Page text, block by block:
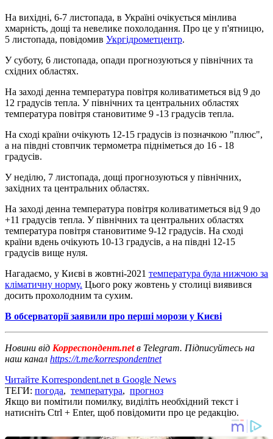
На вихідні, 6-7 листопада, в Україні очікується мінлива
хмарність, дощі та невелике похолодання. Про це у п'ятницю,
5 листопада, повідомив Укргідрометцентр.
У суботу, 6 листопада, опади прогнозуються у північних та
східних областях.
На заході денна температура повітря коливатиметься від 9 до
12 градусів тепла. У північних та центральних областях
температура повітря становитиме 9 -13 градусів тепла.
На сході країни очікують 12-15 градусів із позначкою "плюс",
а на півдні стовпчик термометра підніметься до 16 - 18
градусів.
У неділю, 7 листопада, дощі прогнозуються у північних,
західних та центральних областях.
На заході денна температура повітря коливатиметься від 9 до
+11 градусів тепла. У північних та центральних областях
температура повітря становитиме 9-12 градусів. На сході
країни вдень очікують 10-13 градусів, а на півдні 12-15
градусів вище нуля.
Нагадаємо, у Києві в жовтні-2021 температура була нижчою за
кліматичну норму. Цього року жовтень у столиці виявився
досить прохолодним та сухим.
В обсерваторії заявили про перші морози у Києві
Новини від Корреспондент.netв Telegram. Підписуйтесь на
наш канал https://t.me/korrespondentnet
Читайте Korrespondent.net в Google News
ТЕГИ: погода, температура, прогноз
Якщо ви помітили помилку, виділіть необхідний текст і
натисніть Ctrl + Enter, щоб повідомити про це редакцію.